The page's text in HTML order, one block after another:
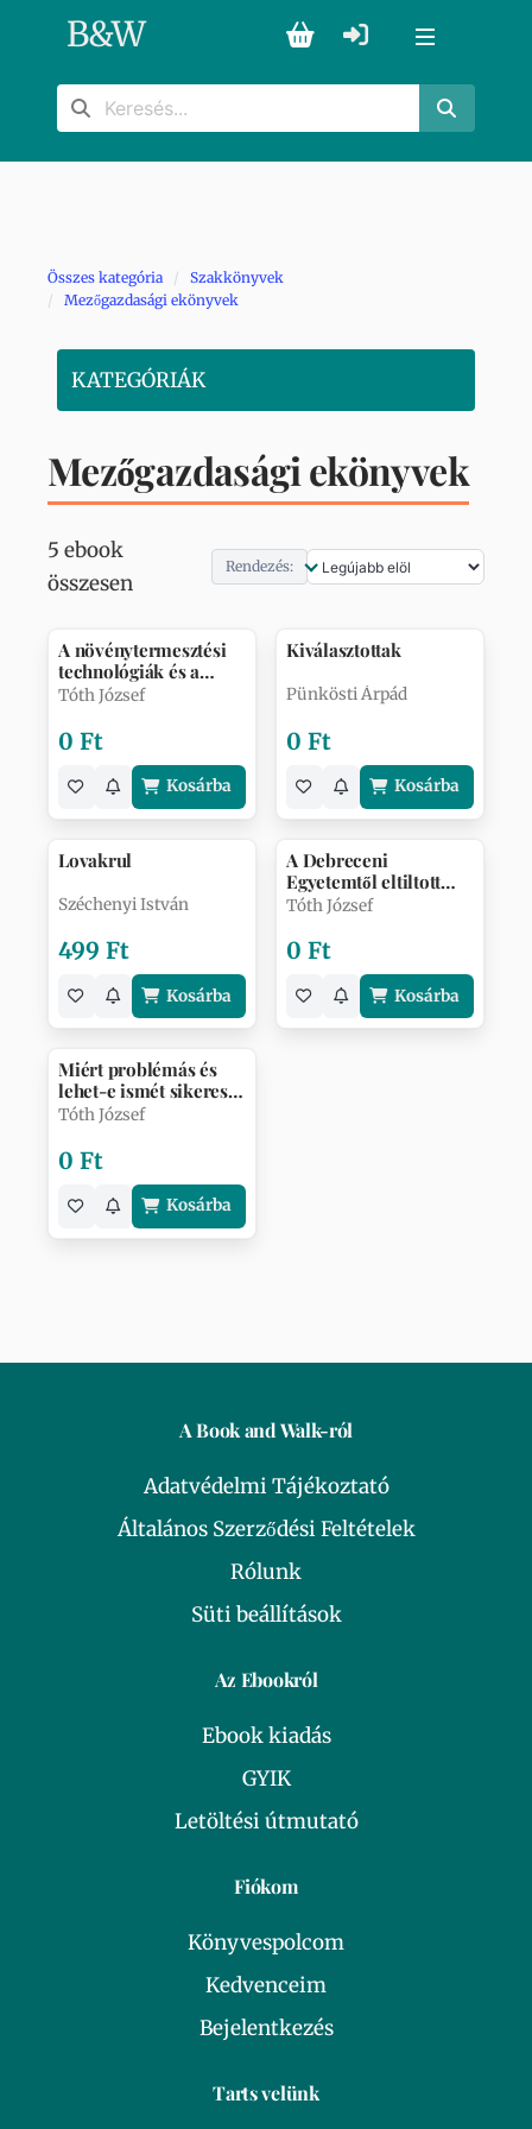
B&W
Összes kategória
Szakkönyvek
Mezőgazdasági ekönyvek
KATEGÓRIÁK
Mezőgazdasági ekönyvek
5 ebook
összesen
Rendezés:
A növénytermesztési
technológiák és a
mezőgazdasá…
Tóth József
0 Ft
Kosárba
Kiválasztottak
Pünkösti Árpád
0 Ft
Kosárba
Lovakrul
Széchenyi István
499 Ft
Kosárba
A Debreceni
Egyetemtől eltiltott
alkotásaim, s en…
Tóth József
0 Ft
Kosárba
Miért problémás és
lehet-e ismét sikeres a
magyar…
Tóth József
0 Ft
Kosárba
A Book and Walk-ról
Adatvédelmi Tájékoztató
Általános Szerződési Feltételek
Rólunk
Süti beállítások
Az Ebookról
Ebook kiadás
GYIK
Letöltési útmutató
Fiókom
Könyvespolcom
Kedvenceim
Bejelentkezés
Tarts velünk